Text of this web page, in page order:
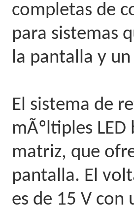
completas de
para sistemas
la pantalla y
El sistema de
mÃºltiples
matriz, que
pantalla. El
es de 15 V con